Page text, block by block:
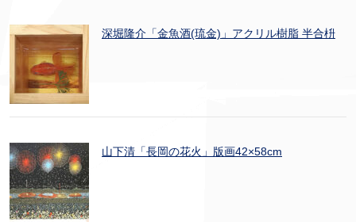
深堀隆介「金魚酒(琉金)」アクリル樹脂 半合枡
山下清「長岡の花火」版画42×58cm